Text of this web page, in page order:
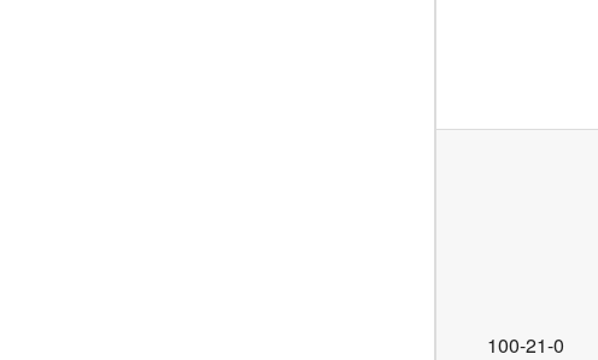
100-21-0